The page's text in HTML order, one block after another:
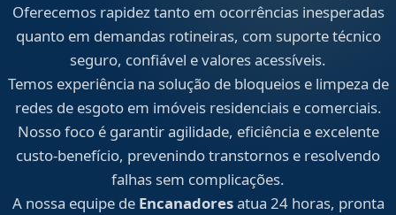
Oferecemos rapidez tanto em ocorrências inesperadas
quanto em demandas rotineiras, com suporte técnico
seguro, confiável e valores acessíveis.
Temos experiência na solução de bloqueios e limpeza de
redes de esgoto em imóveis residenciais e comerciais.
Nosso foco é garantir agilidade, eficiência e excelente
custo-benefício, prevenindo transtornos e resolvendo
falhas sem complicações.
A nossa equipe de Encanadoresatua 24 horas, pronta